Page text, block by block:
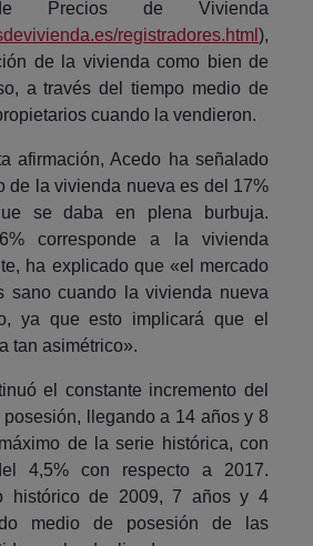
Precios de Vivienda
registradores.html ),
de la vivienda como bien de
a través del tiempo medio de
cuando la vendieron.
afirmación, Acedo ha señalado
de la vivienda nueva es del 17%
se daba en plena burbuja.
corresponde a la vivienda
ha explicado que «el mercado
sano cuando la vivienda nueva
ya que esto implicará que el
tan asimétrico».
el constante incremento del
llegando a 14 años y 8
de la serie histórica, con
4,5% con respecto a 2017.
histórico de 2009, 7 años y 4
medio de posesión de las